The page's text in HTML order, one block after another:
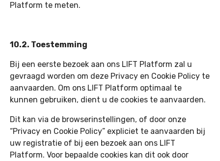
Platform te meten.
10.2. Toestemming
Bij een eerste bezoek aan ons LIFT Platform zal u
gevraagd worden om deze Privacy en Cookie Policy te
aanvaarden. Om ons LIFT Platform optimaal te
kunnen gebruiken, dient u de cookies te aanvaarden.
Dit kan via de browserinstellingen, of door onze
“Privacy en Cookie Policy” expliciet te aanvaarden bij
uw registratie of bij een bezoek aan ons LIFT
Platform. Voor bepaalde cookies kan dit ook door